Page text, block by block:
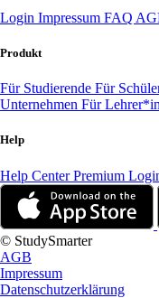
Login Impressum FAQ
Produkt
Für Studierende Für
Unternehmen Für
Help
Help CenterPremium
© StudySmarter
AGB
Impressum
Datenschutzerklärung